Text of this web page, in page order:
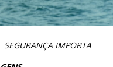
SEGURANÇA IMPORTA